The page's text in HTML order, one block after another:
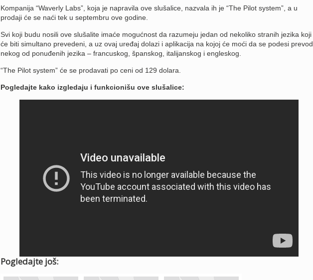
Kompanija “Waverly Labs”, koja je napravila ove slušalice, nazvala ih je “The Pilot system”, a u
prodaji će se naći tek u septembru ove godine.
Svi koji budu nosili ove slušalite imaće mogućnost da razumeju jedan od nekoliko stranih jezika koji
će biti simultano prevedeni, a uz ovaj uređaj dolazi i aplikacija na kojoj će moći da se podesi prevod
nekog od ponuđenih jezika – francuskog, španskog, italijanskog i engleskog.
“The Pilot system” će se prodavati po ceni od 129 dolara.
Pogledajte kako izgledaju i funkcionišu ove slušalice:
Pogledajte još: